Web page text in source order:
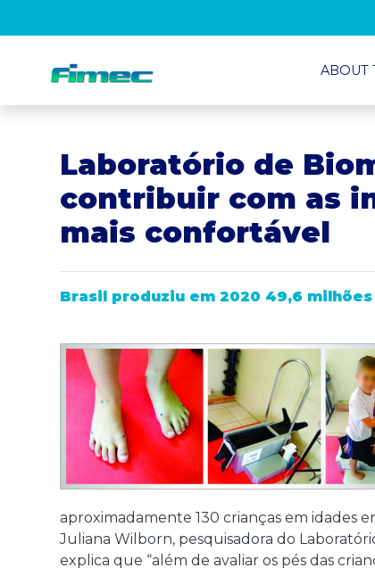
ABOUT
Laboratório de
contribuir com as
mais confortável
Brasil produziu em 2020 49,6
aproximadamente 130 crianças em idades
Juliana Wilborn, pesquisadora do
explica que “além de avaliar os pés das